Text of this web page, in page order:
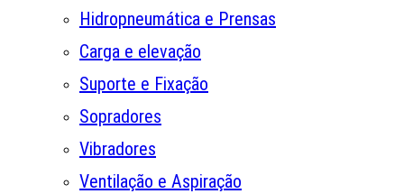
Hidropneumática e Prensas
Carga e elevação
Suporte e Fixação
Sopradores
Vibradores
Ventilação e Aspiração